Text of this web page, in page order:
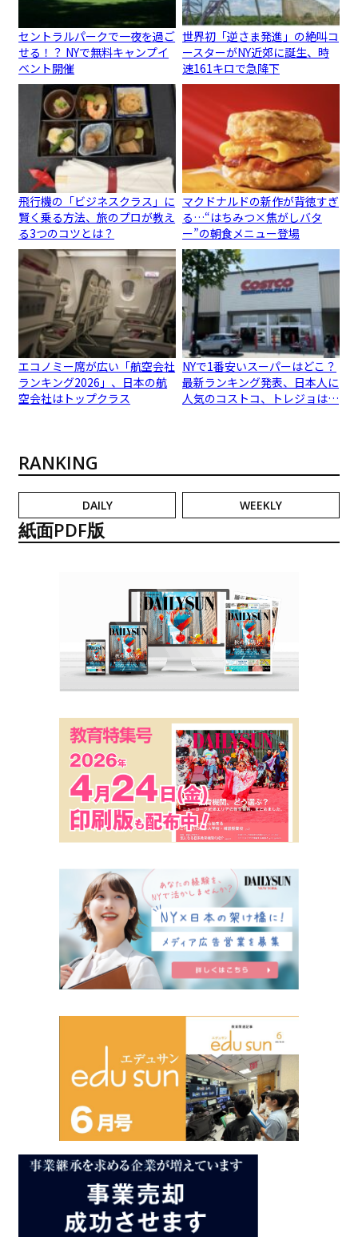
セントラルパークで一夜を過ご
せる！？ NYで無料キャンプイ
ベント開催
世界初「逆さま発進」の絶叫コ
ースターがNY近郊に誕生、時
速161キロで急降下
飛行機の「ビジネスクラス」に
賢く乗る方法、旅のプロが教え
る3つのコツとは？
マクドナルドの新作が背徳すぎ
る…“はちみつ×焦がしバタ
ー”の朝食メニュー登場
エコノミー席が広い「航空会社
ランキング2026」、日本の航
空会社はトップクラス
NYで1番安いスーパーはどこ？
最新ランキング発表、日本人に
人気のコストコ、トレジョは…
RANKING
DAILY WEEKLY
紙面PDF版